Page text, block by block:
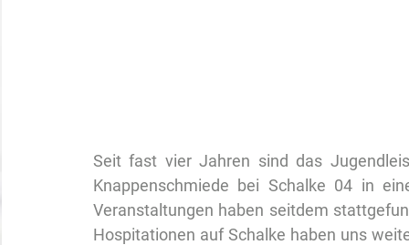
Seit fast vier Jahren sind das
Knappenschmiede bei Schalke 04 in
Veranstaltungen haben seitdem
Hospitationen auf Schalke haben uns